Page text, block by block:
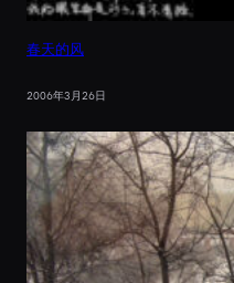
春天的风
2006年3月26日